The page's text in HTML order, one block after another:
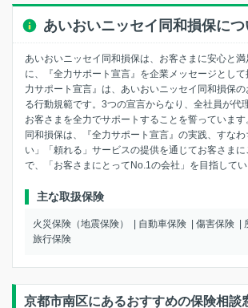
あいおいニッセイ同和損保につ
あいおいニッセイ同和損保は、お客さまに安心と
に、『全力サポート宣言』を企業メッセージとし
力サポート宣言』は、あいおいニッセイ同和損保
る行動規範です。3つの宣言からなり、全社員が代
お客さまを全力でサポートすることを誓っていま
同和損保は、『全力サポート宣言』の実践、すな
い」「頼れる」サービスの提供を通じてお客さまに
で、「お客さまにとってNo.1の会社」を目指してい
主な取扱保険
火災保険（地震保険） 自動車保険 傷害保険
旅行保険
京都市南区にあるおすすめの保険相談